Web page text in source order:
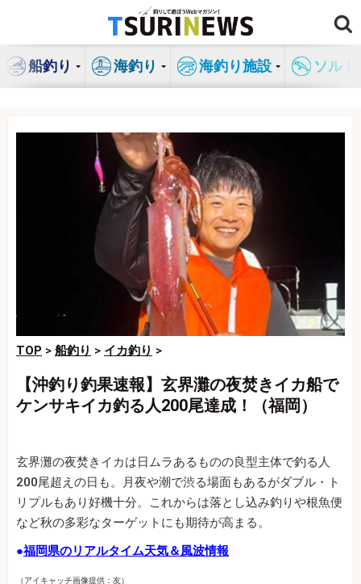
ン
船釣り 海釣り 海釣り施設 ソル
TOP > 船釣り > イカ釣り >
【沖釣り釣果速報】玄界灘の夜焚きイカ船で
ケンサキイカ釣る人200尾達成！（福岡）
玄界灘の夜焚きイカは日ムラあるものの良型主体で釣る人
200尾超えの日も。月夜や潮で渋る場面もあるがダブル・ト
リプルもあり好機十分。これからは落とし込み釣りや根魚便
など秋の多彩なターゲットにも期待が高まる。
●福岡県のリアルタイム天気＆風波情報
（アイキャッチ画像提供：友）